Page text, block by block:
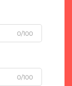
0/100
0/100